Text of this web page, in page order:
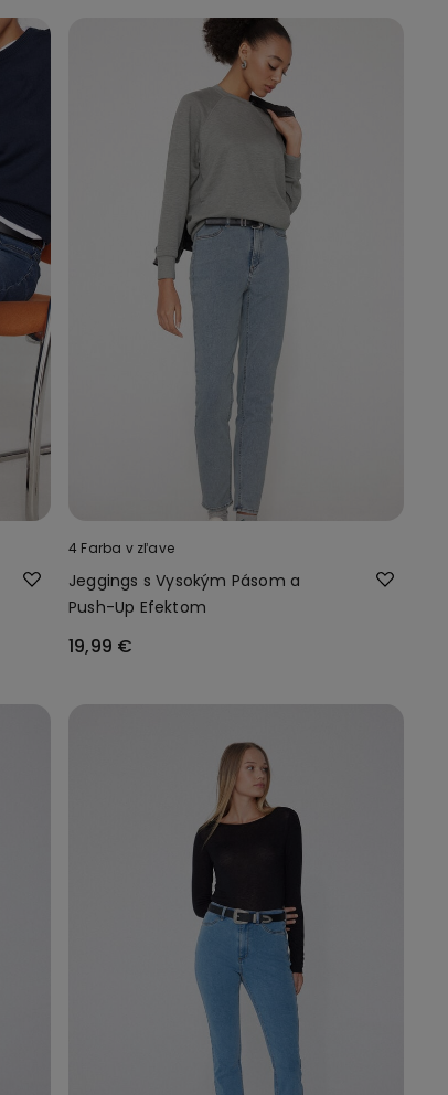
4 Farba v zľave
Jeggings s Vysokým Pásom a
Push-Up Efektom
19,99 €